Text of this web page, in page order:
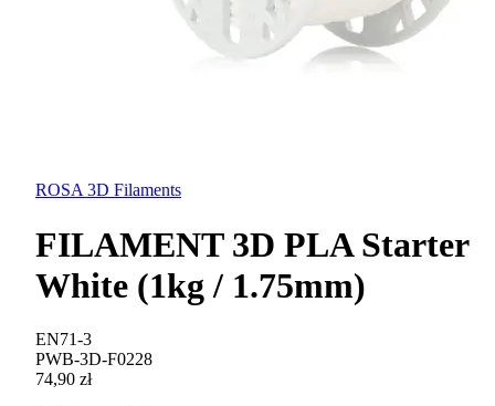
ROSA 3D Filaments
FILAMENT 3D PLA Starter
White (1kg / 1.75mm)
EN71-3
PWB-3D-F0228
74,90 zł